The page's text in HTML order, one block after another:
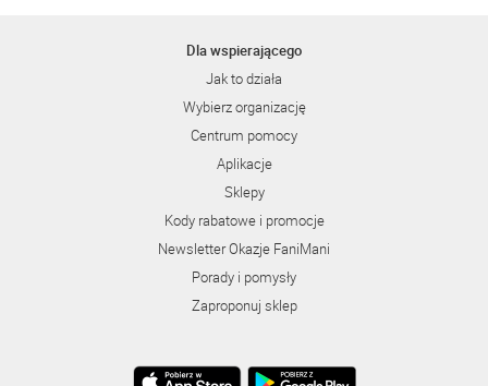
Dla wspierającego
Jak to działa
Wybierz organizację
Centrum pomocy
Aplikacje
Sklepy
Kody rabatowe i promocje
Newsletter Okazje FaniMani
Porady i pomysły
Zaproponuj sklep